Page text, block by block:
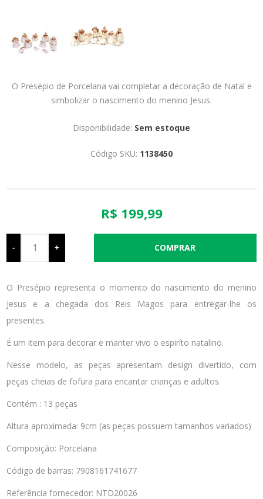
O Presépio de Porcelana vai completar a decoração de Natal e
simbolizar o nascimento do menino Jesus.
Disponibilidade: Sem estoque
Código SKU: 1138450
R$ 199,99
- +
O Presépio representa o momento do nascimento do menino
Jesus e a chegada dos Reis Magos para entregar-lhe os
presentes.
É um item para decorar e manter vivo o espiríto natalino.
Nesse modelo, as peças apresentam design divertido, com
peças cheias de fofura para encantar crianças e adultos.
Contém : 13 peças
Altura aproximada: 9cm (as peças possuem tamanhos variados)
Composição: Porcelana
Código de barras: 7908161741677
Referência fornecedor: NTD20026